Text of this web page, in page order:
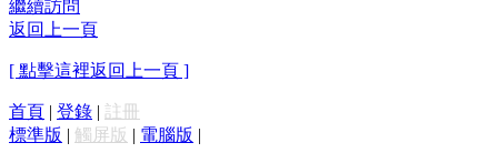
繼續訪問
返回上一頁
[ 點擊這裡返回上一頁 ]
首頁 | 登錄 | 註冊
標準版 | 觸屏版 | 電腦版 |